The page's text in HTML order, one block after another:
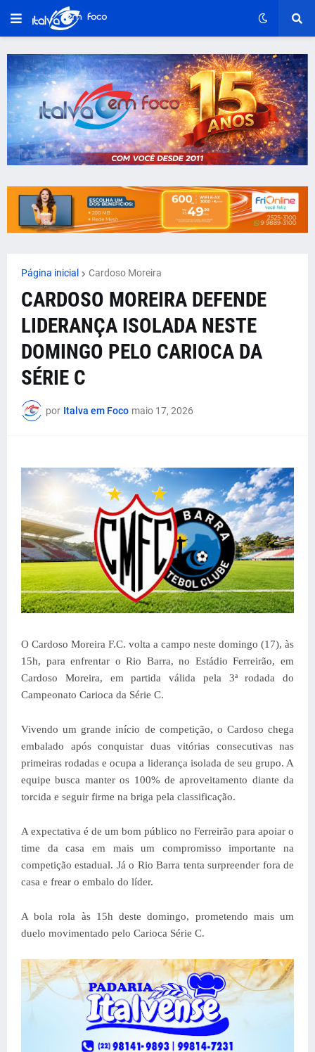
Página inicial Cardoso Moreira
CARDOSO MOREIRA DEFENDE
LIDERANÇA ISOLADA NESTE
DOMINGO PELO CARIOCA DA
SÉRIE C
por Italva em Foco maio 17, 2026
O Cardoso Moreira F.C. volta a campo neste domingo (17), às
15h, para enfrentar o Rio Barra, no Estádio Ferreirão, em
Cardoso Moreira, em partida válida pela 3ª rodada do
Campeonato Carioca da Série C.
Vivendo um grande início de competição, o Cardoso chega
embalado após conquistar duas vitórias consecutivas nas
primeiras rodadas e ocupa a liderança isolada de seu grupo. A
equipe busca manter os 100% de aproveitamento diante da
torcida e seguir firme na briga pela classificação.
A expectativa é de um bom público no Ferreirão para apoiar o
time da casa em mais um compromisso importante na
competição estadual. Já o Rio Barra tenta surpreender fora de
casa e frear o embalo do líder.
A bola rola às 15h deste domingo, prometendo mais um
duelo movimentado pelo Carioca Série C.